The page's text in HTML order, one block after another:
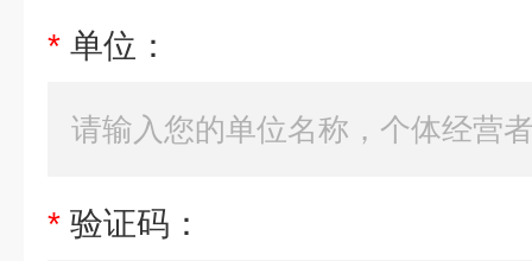
* 单位：
* 验证码：